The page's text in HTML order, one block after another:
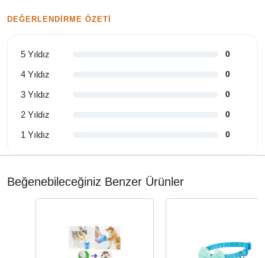
DEĞERLENDIRME ÖZETI
5 Yıldız 0
4 Yıldız 0
3 Yıldız 0
2 Yıldız 0
1 Yıldız 0
Beğenebileceğiniz Benzer Ürünler